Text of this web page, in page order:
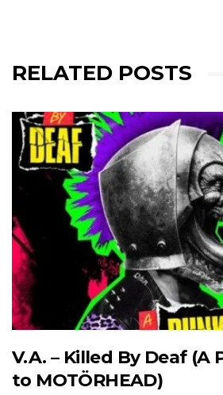
RELATED POSTS
V.A. – Killed By Deaf
to MOTÖRHEAD)